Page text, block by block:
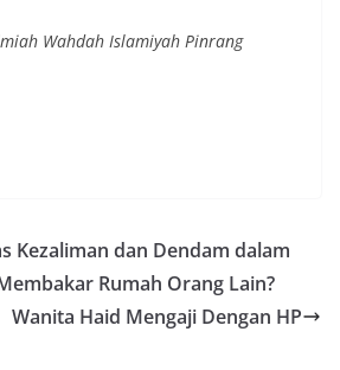
Wahdah Islamiyah Pinrang
Kezaliman dan Dendam dalam
Rumah Orang Lain?
Wanita Haid Mengaji Dengan HP